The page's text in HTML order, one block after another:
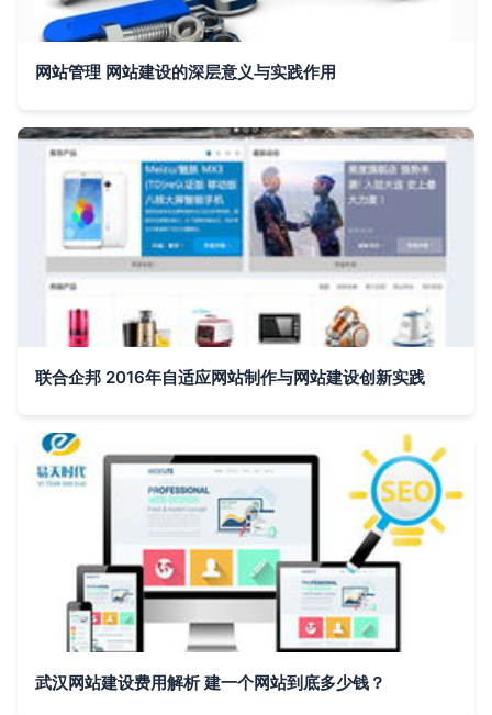
网站管理 网站建设的深层意义与实践作用
联合企邦 2016年自适应网站制作与网站建设创新实践
武汉网站建设费用解析 建一个网站到底多少钱？